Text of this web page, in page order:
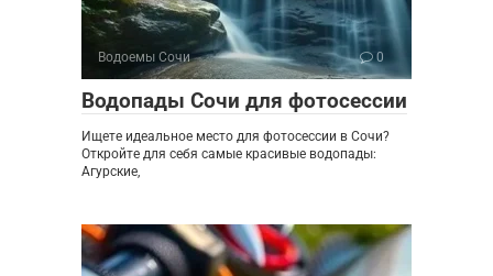
Водоемы Сочи 0
Водопады Сочи для фотосессии
Ищете идеальное место для фотосессии в Сочи?
Откройте для себя самые красивые водопады:
Агурские,